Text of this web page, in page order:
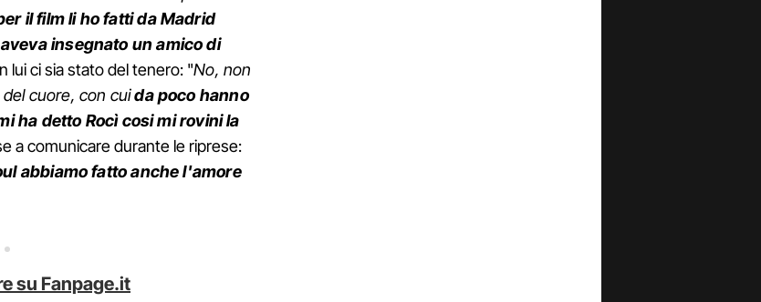
il film li ho fatti da Madrid
insegnato un amico di
lui ci sia stato del tenero: "No, non
del cuore, con cuida poco hanno
ha detto Rocì cosi mi rovini la
a comunicare durante le riprese:
abbiamo fatto anche l'amore
su Fanpage.it